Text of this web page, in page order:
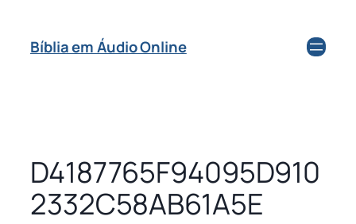
Bíblia em Áudio Online
D4187765F94095D910
2332C58AB61A5E